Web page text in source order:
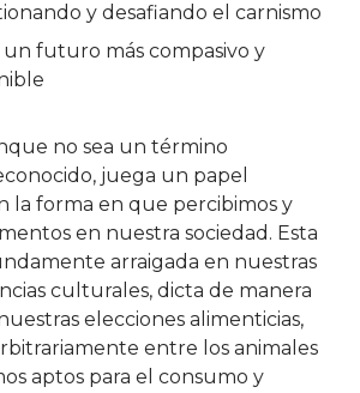
y desafiando el carnismo
un futuro más compasivo y
no sea un término
juega un papel
la forma en que percibimos y
en nuestra sociedad. Esta
arraigada en nuestras
culturales, dicta de manera
elecciones alimenticias,
entre los animales
aptos para el consumo y